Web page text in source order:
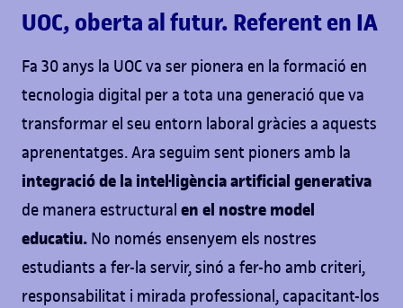
UOC, oberta al futur. Referent en IA
Fa 30 anys la UOC va ser pionera en la formació en
tecnologia digital per a tota una generació que va
transformar el seu entorn laboral gràcies a aquests
aprenentatges. Ara seguim sent pioners amb la
integració de la intel·ligència artificial generativa
de manera estructural en el nostre model
educatiu. No només ensenyem els nostres
estudiants a fer-la servir, sinó a fer-ho amb criteri,
responsabilitat i mirada professional, capacitant-los